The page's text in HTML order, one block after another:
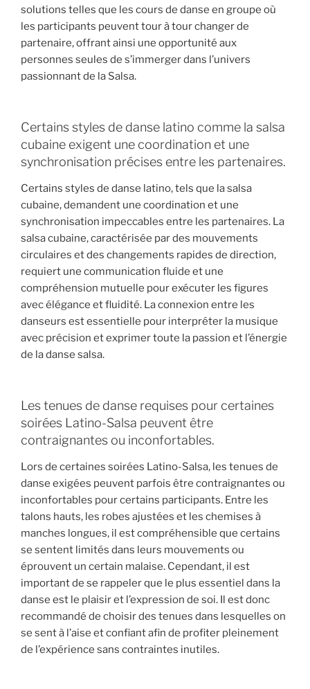
solutions telles que les cours de danse en groupe où
les participants peuvent tour à tour changer de
partenaire, offrant ainsi une opportunité aux
personnes seules de s’immerger dans l’univers
passionnant de la Salsa.
Certains styles de danse latino comme la salsa
cubaine exigent une coordination et une
synchronisation précises entre les partenaires.
Certains styles de danse latino, tels que la salsa
cubaine, demandent une coordination et une
synchronisation impeccables entre les partenaires. La
salsa cubaine, caractérisée par des mouvements
circulaires et des changements rapides de direction,
requiert une communication fluide et une
compréhension mutuelle pour exécuter les figures
avec élégance et fluidité. La connexion entre les
danseurs est essentielle pour interpréter la musique
avec précision et exprimer toute la passion et l’énergie
de la danse salsa.
Les tenues de danse requises pour certaines
soirées Latino-Salsa peuvent être
contraignantes ou inconfortables.
Lors de certaines soirées Latino-Salsa, les tenues de
danse exigées peuvent parfois être contraignantes ou
inconfortables pour certains participants. Entre les
talons hauts, les robes ajustées et les chemises à
manches longues, il est compréhensible que certains
se sentent limités dans leurs mouvements ou
éprouvent un certain malaise. Cependant, il est
important de se rappeler que le plus essentiel dans la
danse est le plaisir et l’expression de soi. Il est donc
recommandé de choisir des tenues dans lesquelles on
se sent à l’aise et confiant afin de profiter pleinement
de l’expérience sans contraintes inutiles.